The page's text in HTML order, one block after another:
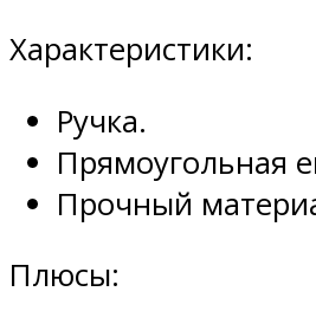
Характеристики:
Ручка.
Прямоугольная
Прочный
Плюсы: